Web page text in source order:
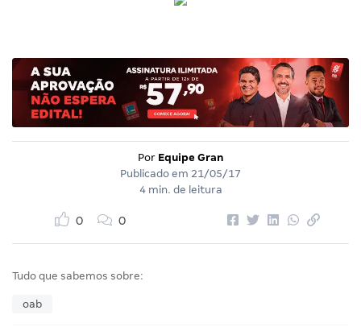
Por Equipe Gran
Publicado em 21/05/17
4 min. de leitura
0 0
Tudo que sabemos sobre:
oab